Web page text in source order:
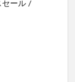
セール /